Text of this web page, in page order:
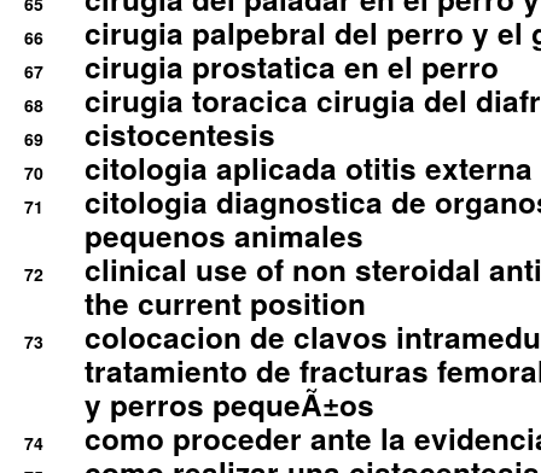
66 cirugia palpebral del perro y el
67 cirugia prostatica en el perro
68 cirugia toracica cirugia del
69 cistocentesis
70 citologia aplicada otitis externa
71
citologia diagnostica de
pequenos animales
72
clinical use of non steroidal
the current position
73
colocacion de clavos
tratamiento de fracturas
y perros pequeÃ±os
74 como proceder ante la